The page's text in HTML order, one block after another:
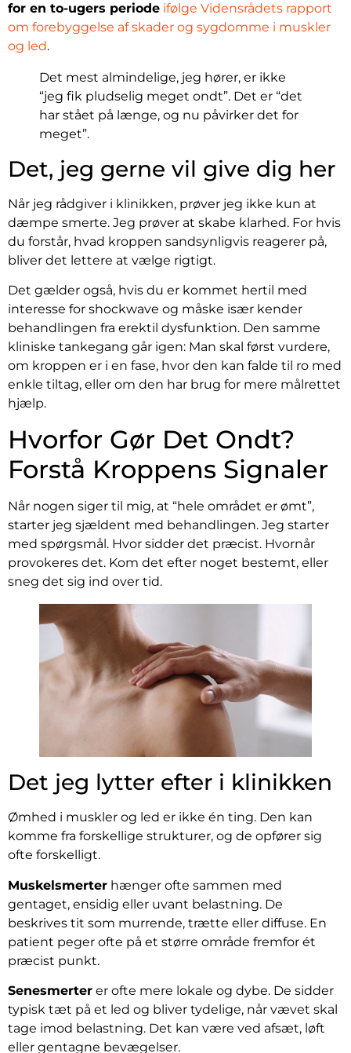
for en to-ugers periode ifølge Vidensrådets rapport
om forebyggelse af skader og sygdomme i muskler
og led.
Det mest almindelige, jeg hører, er ikke
“jeg fik pludselig meget ondt”. Det er “det
har stået på længe, og nu påvirker det for
meget”.
Det, jeg gerne vil give dig her
Når jeg rådgiver i klinikken, prøver jeg ikke kun at
dæmpe smerte. Jeg prøver at skabe klarhed. For hvis
du forstår, hvad kroppen sandsynligvis reagerer på,
bliver det lettere at vælge rigtigt.
Det gælder også, hvis du er kommet hertil med
interesse for shockwave og måske især kender
behandlingen fra erektil dysfunktion. Den samme
kliniske tankegang går igen: Man skal først vurdere,
om kroppen er i en fase, hvor den kan falde til ro med
enkle tiltag, eller om den har brug for mere målrettet
hjælp.
Hvorfor Gør Det Ondt?
Forstå Kroppens Signaler
Når nogen siger til mig, at “hele området er ømt”,
starter jeg sjældent med behandlingen. Jeg starter
med spørgsmål. Hvor sidder det præcist. Hvornår
provokeres det. Kom det efter noget bestemt, eller
sneg det sig ind over tid.
Det jeg lytter efter i klinikken
Ømhed i muskler og led er ikke én ting. Den kan
komme fra forskellige strukturer, og de opfører sig
ofte forskelligt.
Muskelsmerter hænger ofte sammen med
gentaget, ensidig eller uvant belastning. De
beskrives tit som murrende, trætte eller diffuse. En
patient peger ofte på et større område fremfor ét
præcist punkt.
Senesmerter er ofte mere lokale og dybe. De sidder
typisk tæt på et led og bliver tydelige, når vævet skal
tage imod belastning. Det kan være ved afsæt, løft
eller gentagne bevægelser.